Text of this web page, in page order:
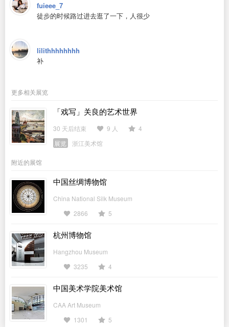
fuieee_7
徒步的时候路过进去逛了一下，人很少
lilithhhhhhhh
补
更多相关展览
「戏写」关良的艺术世界
30 天后结束 9 人
4
展览
浙江美术馆
附近的展馆
中国丝绸博物馆
China National Silk Museum
2866
5
杭州博物馆
Hangzhou Museum
3235
4
中国美术学院美术馆
CAA Art Museum
1301
5